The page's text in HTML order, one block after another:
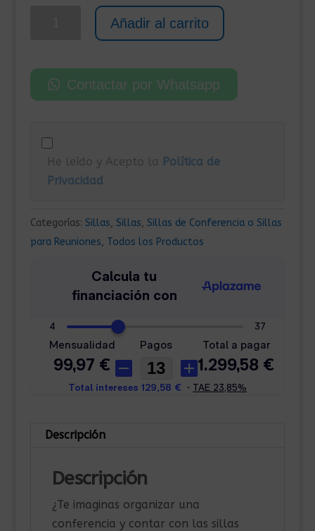
Conferencia
Sillas
Azul
cantidad
Añadir al carrito
Contactar por Whatsapp
He leído y Acepto la Política de
Privacidad
Categorías: Sillas, Sillas, Sillas de Conferencia o Sillas
para Reuniones, Todos los Productos
Descripción
Descripción
¿Te imaginas organizar una
conferencia y contar con las sillas